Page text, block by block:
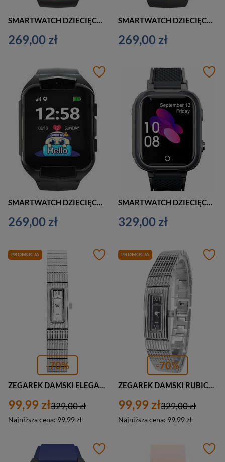
269,00 zł 269,00 zł
SMARTWATCH DZIECIĘCY PACIFIC 32-1 KIDS - CZARNY (sy028a)
269,00 zł
SMARTWATCH DZIECIĘCY PACIFIC 30-1 KIDS - CZARNY (sy026a)
329,00 zł
PROMOCJA
-70%
99,99 zł
Najniższa cena: 99,99 zł
329,00 zł
PROMOCJA
-70%
99,99 zł
Najniższa cena: 99,99 zł
329,00 zł